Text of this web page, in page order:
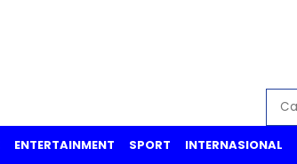
ENTERTAINMENT SPORT INTERNASIONAL